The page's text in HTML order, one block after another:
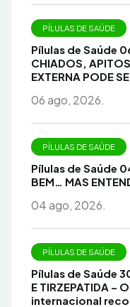
PÍLULAS DE SAÚDE
Pílulas de Saúde
CHIADOS,
EXTERNA PODE
06 ago, 2026.
PÍLULAS DE SAÚDE
Pílulas de Saúde
BEM… MAS
04 ago, 2026.
PÍLULAS DE SAÚDE
Pílulas de Saúde
E TIRZEPATIDA –
internacional